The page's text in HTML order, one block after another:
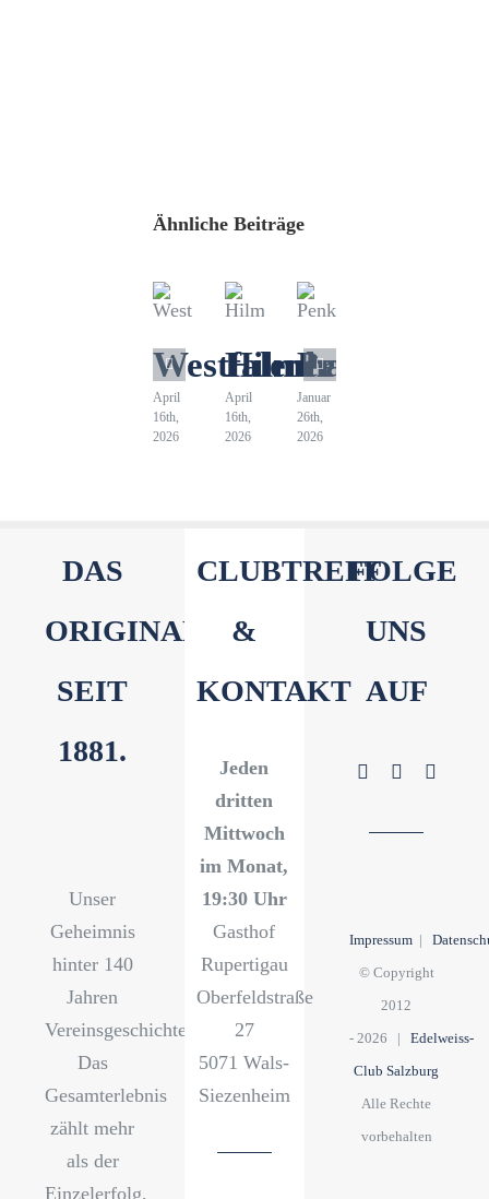
Ähnliche Beiträge
Westfalenhaus
April
16th,
2026
Hilmersberg
April
16th,
2026
Penkkopf
Januar
26th,
2026
DAS
ORIGINAL
SEIT
1881.
Unser
Geheimnis
hinter 140
Jahren
Vereinsgeschichte?
Das
Gesamterlebnis
zählt mehr
als der
Einzelerfolg,
CLUBTREFF
&
KONTAKT
Jeden
dritten
Mittwoch
im Monat,
19:30 Uhr
Gasthof
Rupertigau
Oberfeldstraße
27
5071 Wals-
Siezenheim
FOLGE
UNS
AUF
Impressum|
© Copyright
2012
- 2026 | Edelweiss-
Club Salzburg
Alle Rechte
vorbehalten